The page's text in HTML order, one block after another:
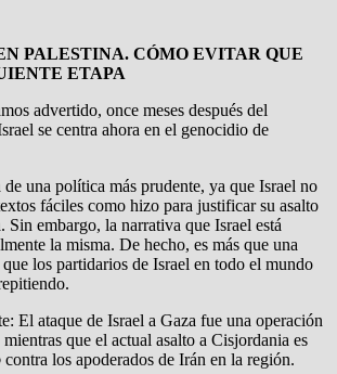
PALESTINA. CÓMO EVITAR QUE
ETAPA
advertido, once meses después del
se centra ahora en el genocidio de
de una política más prudente, ya que Israel no
fáciles como hizo para justificar su asalto
Sin embargo, la narrativa que Israel está
la misma. De hecho, es más que una
los partidarios de Israel en todo el mundo
El ataque de Israel a Gaza fue una operación
mientras que el actual asalto a Cisjordania es
contra los apoderados de Irán en la región.